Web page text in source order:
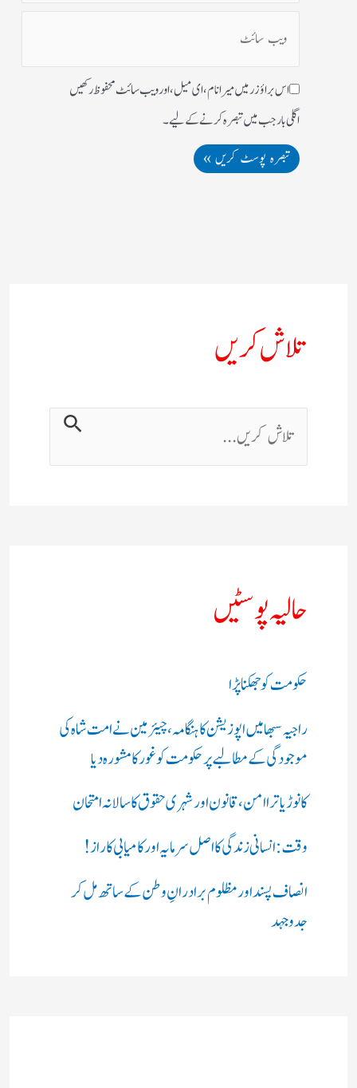
اس براؤزر میں میرا نام، ای میل، اور ویب سائٹ محفوظ رکھیں
اگلی بار جب میں تبصرہ کرنے کےلیے۔
تلاش کریں
حالیہ پوسٹیں
حکومت کو جھکنا پڑا
راجیہ سبھا میں اپوزیشن کا ہنگامہ، چیئرمین نے امت شاہ کی
موجودگی کے مطالبے پر حکومت کو غور کا مشورہ دیا
کانوڑ یاترا امن،قانون اور شہری حقوق کا سالانہ امتحان
وقت: انسانی زندگی کا اصل سرمایہ اور کامیابی کا راز !
انصاف پسند اور مظلوم برادرانِ وطن کے ساتھ مل کر
جدوجہد